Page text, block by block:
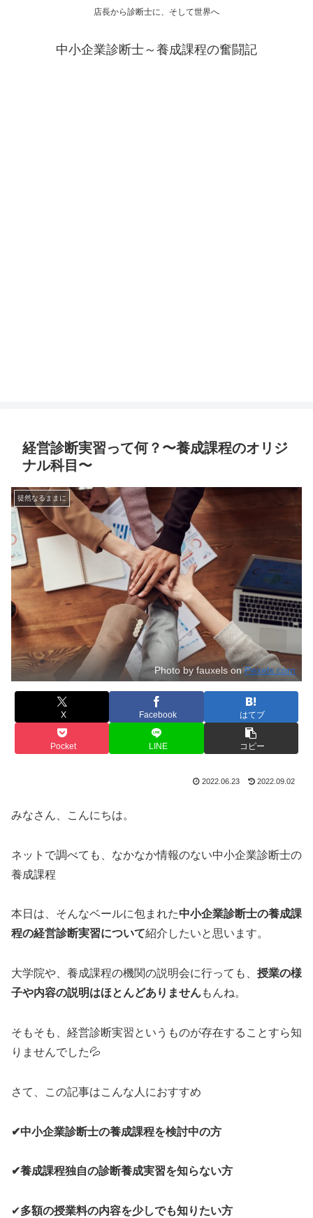
店長から診断士に、そして世界へ
中小企業診断士～養成課程の奮闘記
経営診断実習って何？〜養成課程のオリジ
ナル科目〜
徒然なるままに
Photo by fauxels onPexels.com
X Facebook はてブ
Pocket LINE コピー
2022.06.23 2022.09.02
みなさん、こんにちは。
ネットで調べても、なかなか情報のない中小企業診断士の
養成課程
本日は、そんなベールに包まれた中小企業診断士の養成課
程の経営診断実習について紹介したいと思います。
大学院や、養成課程の機関の説明会に行っても、 授業の様
子や内容の説明はほとんどありませんもんね。
そもそも、経営診断実習というものが存在することすら知
りませんでした💦
さて、この記事はこんな人におすすめ
✔中小企業診断士の養成課程を検討中の方
✔養成課程独自の診断養成実習を知らない方
✔多額の授業料の内容を少しでも知りたい方